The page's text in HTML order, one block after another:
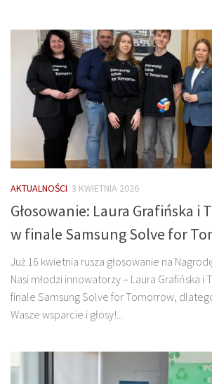
AKTUALNOŚCI 3 KWIETNIA 2026
Głosowanie: Laura Grafińska i
w finale Samsung Solve for
Już 16 kwietnia rusza głosowanie na
Nasi młodzi innowatorzy – Laura Grafińska i
finale Samsung Solve for Tomorrow,
Wasze wsparcie i głosy!...